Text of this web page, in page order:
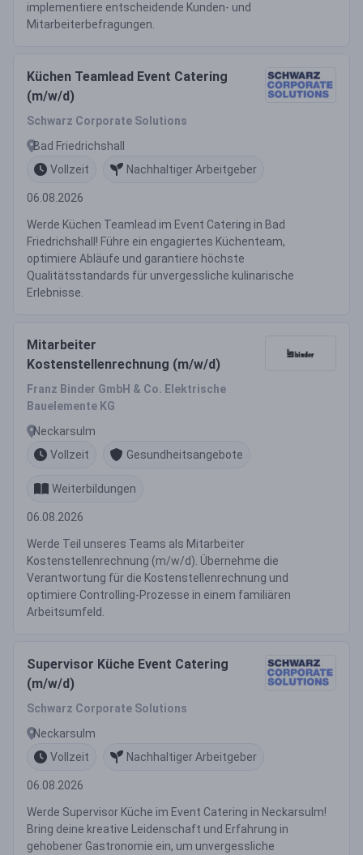
implementiere entscheidende Kunden- und
Mitarbeiterbefragungen.
Küchen Teamlead Event Catering
(m/w/d)
Schwarz Corporate Solutions
Bad Friedrichshall
Vollzeit
Nachhaltiger Arbeitgeber
06.08.2026
Werde Küchen Teamlead im Event Catering in Bad
Friedrichshall! Führe ein engagiertes Küchenteam,
optimiere Abläufe und garantiere höchste
Qualitätsstandards für unvergessliche kulinarische
Erlebnisse.
Mitarbeiter
Kostenstellenrechnung (m/w/d)
Franz Binder GmbH & Co. Elektrische
Bauelemente KG
Neckarsulm
Vollzeit
Gesundheitsangebote
Weiterbildungen
06.08.2026
Werde Teil unseres Teams als Mitarbeiter
Kostenstellenrechnung (m/w/d). Übernehme die
Verantwortung für die Kostenstellenrechnung und
optimiere Controlling-Prozesse in einem familiären
Arbeitsumfeld.
Supervisor Küche Event Catering
(m/w/d)
Schwarz Corporate Solutions
Neckarsulm
Vollzeit
Nachhaltiger Arbeitgeber
06.08.2026
Werde Supervisor Küche im Event Catering in Neckarsulm!
Bring deine kreative Leidenschaft und Erfahrung in
gehobener Gastronomie ein, um unvergessliche